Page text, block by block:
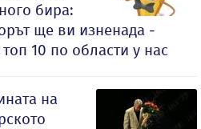
бира:
ще ви изненада -
10 по области у нас
на